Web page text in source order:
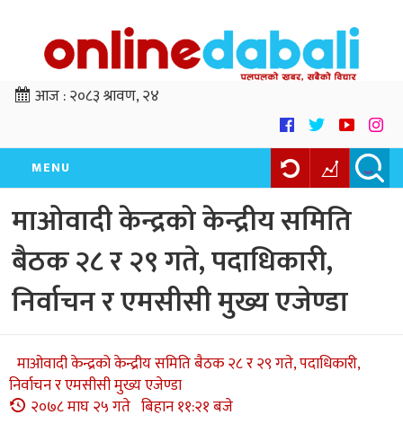
आज :२०८३ श्रावण, २४
MENU
माओवादी केन्द्रको केन्द्रीय समिति
बैठक २८ र २९ गते, पदाधिकारी,
निर्वाचन र एमसीसी मुख्य एजेण्डा
माओवादी केन्द्रको केन्द्रीय समिति बैठक २८ र २९ गते, पदाधिकारी,
निर्वाचन र एमसीसी मुख्य एजेण्डा
२०७८ माघ २५ गते बिहान ११:२१ बजे